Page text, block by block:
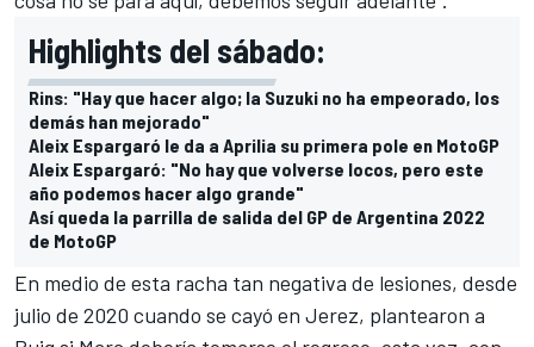
Highlights del sábado:
Rins: "Hay que hacer algo; la Suzuki no ha empeorado, los
demás han mejorado"
Aleix Espargaró le da a Aprilia su primera pole en MotoGP
Aleix Espargaró: "No hay que volverse locos, pero este
año podemos hacer algo grande"
Así queda la parrilla de salida del GP de Argentina 2022
de MotoGP
En medio de esta racha tan negativa de lesiones, desde
julio de 2020 cuando se cayó en Jerez, plantearon a